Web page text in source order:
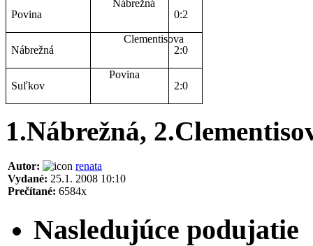
Povina
Nábrežná
0:2
Nábrežná
Clementisova
2:0
Suľkov
Povina
2:0
1.Nábrežná,
Autor:
renata
Vydané: 25.1. 2008 10:10
Prečítané: 6584x
Nasledujúce podujatie